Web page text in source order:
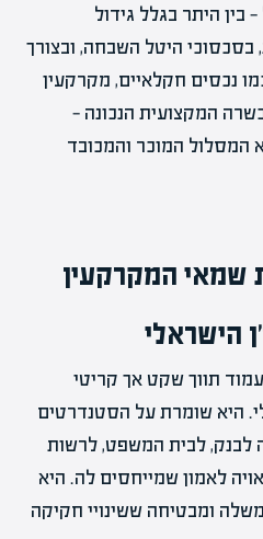
בין היתר בגלל גידול
בסכסוכי היטל השבחה, ובצורך
נכסים חקלאיים, מקרקעין
המקצועית הנכונה —
המסלול המוכר והמכובד
שמאי המקרקעין
הישראלי
תווך שקט אך קריטי
היא שומרת על הסטנדרטים
לבית המשפט, לרשות
לאמון שמייחסים לה. היא
ומבטיחה ששינויי חקיקה